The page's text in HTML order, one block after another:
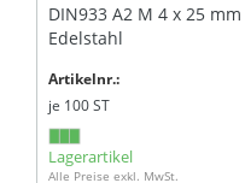
DIN933 A2 M 4 x 25 mm
Edelstahl
Artikelnr.:
je 100ST
Lagerartikel
Alle Preise exkl. MwSt.